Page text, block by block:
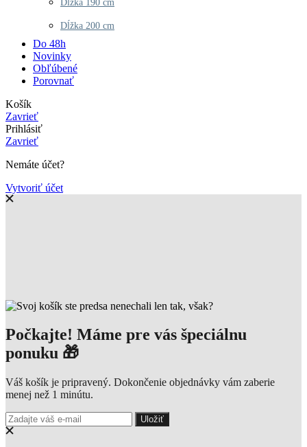
Dĺžka 190 cm
Dĺžka 200 cm
Do 48h
Novinky
Obľúbené
Porovnať
Košík
Zavrieť
Prihlásiť
Zavrieť
Nemáte účet?
Vytvoriť účet
Počkajte! Máme pre vás špeciálnu
ponuku 🎁
Váš košík je pripravený. Dokončenie objednávky vám zaberie
menej než 1 minútu.
Uložiť